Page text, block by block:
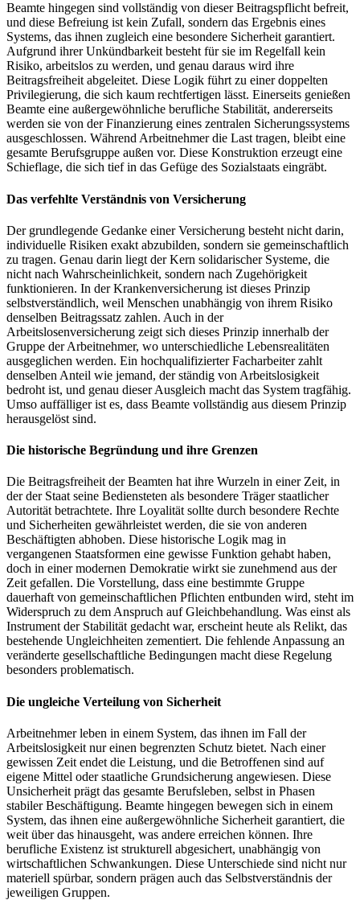
Beamte hingegen sind vollständig von dieser Beitragspflicht befreit,
und diese Befreiung ist kein Zufall, sondern das Ergebnis eines
Systems, das ihnen zugleich eine besondere Sicherheit garantiert.
Aufgrund ihrer Unkündbarkeit besteht für sie im Regelfall kein
Risiko, arbeitslos zu werden, und genau daraus wird ihre
Beitragsfreiheit abgeleitet. Diese Logik führt zu einer doppelten
Privilegierung, die sich kaum rechtfertigen lässt. Einerseits genießen
Beamte eine außergewöhnliche berufliche Stabilität, andererseits
werden sie von der Finanzierung eines zentralen Sicherungssystems
ausgeschlossen. Während Arbeitnehmer die Last tragen, bleibt eine
gesamte Berufsgruppe außen vor. Diese Konstruktion erzeugt eine
Schieflage, die sich tief in das Gefüge des Sozialstaats eingräbt.
Das verfehlte Verständnis von Versicherung
Der grundlegende Gedanke einer Versicherung besteht nicht darin,
individuelle Risiken exakt abzubilden, sondern sie gemeinschaftlich
zu tragen. Genau darin liegt der Kern solidarischer Systeme, die
nicht nach Wahrscheinlichkeit, sondern nach Zugehörigkeit
funktionieren. In der Krankenversicherung ist dieses Prinzip
selbstverständlich, weil Menschen unabhängig von ihrem Risiko
denselben Beitragssatz zahlen. Auch in der
Arbeitslosenversicherung zeigt sich dieses Prinzip innerhalb der
Gruppe der Arbeitnehmer, wo unterschiedliche Lebensrealitäten
ausgeglichen werden. Ein hochqualifizierter Facharbeiter zahlt
denselben Anteil wie jemand, der ständig von Arbeitslosigkeit
bedroht ist, und genau dieser Ausgleich macht das System tragfähig.
Umso auffälliger ist es, dass Beamte vollständig aus diesem Prinzip
herausgelöst sind.
Die historische Begründung und ihre Grenzen
Die Beitragsfreiheit der Beamten hat ihre Wurzeln in einer Zeit, in
der der Staat seine Bediensteten als besondere Träger staatlicher
Autorität betrachtete. Ihre Loyalität sollte durch besondere Rechte
und Sicherheiten gewährleistet werden, die sie von anderen
Beschäftigten abhoben. Diese historische Logik mag in
vergangenen Staatsformen eine gewisse Funktion gehabt haben,
doch in einer modernen Demokratie wirkt sie zunehmend aus der
Zeit gefallen. Die Vorstellung, dass eine bestimmte Gruppe
dauerhaft von gemeinschaftlichen Pflichten entbunden wird, steht im
Widerspruch zu dem Anspruch auf Gleichbehandlung. Was einst als
Instrument der Stabilität gedacht war, erscheint heute als Relikt, das
bestehende Ungleichheiten zementiert. Die fehlende Anpassung an
veränderte gesellschaftliche Bedingungen macht diese Regelung
besonders problematisch.
Die ungleiche Verteilung von Sicherheit
Arbeitnehmer leben in einem System, das ihnen im Fall der
Arbeitslosigkeit nur einen begrenzten Schutz bietet. Nach einer
gewissen Zeit endet die Leistung, und die Betroffenen sind auf
eigene Mittel oder staatliche Grundsicherung angewiesen. Diese
Unsicherheit prägt das gesamte Berufsleben, selbst in Phasen
stabiler Beschäftigung. Beamte hingegen bewegen sich in einem
System, das ihnen eine außergewöhnliche Sicherheit garantiert, die
weit über das hinausgeht, was andere erreichen können. Ihre
berufliche Existenz ist strukturell abgesichert, unabhängig von
wirtschaftlichen Schwankungen. Diese Unterschiede sind nicht nur
materiell spürbar, sondern prägen auch das Selbstverständnis der
jeweiligen Gruppen.